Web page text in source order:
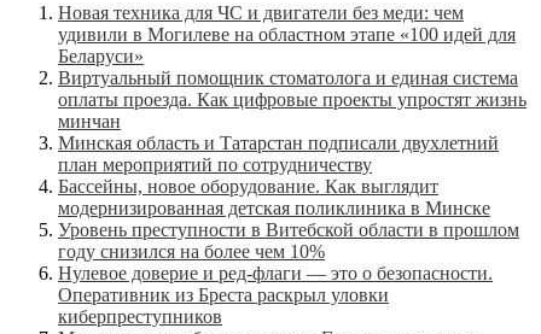
Новая техника для ЧС и двигатели без меди: чем
удивили в Могилеве на областном этапе «100 идей для
Беларуси»
Виртуальный помощник стоматолога и единая система
оплаты проезда. Как цифровые проекты упростят жизнь
минчан
Минская область и Татарстан подписали двухлетний
план мероприятий по сотрудничеству
Бассейны, новое оборудование. Как выглядит
модернизированная детская поликлиника в Минске
Уровень преступности в Витебской области в прошлом
году снизился на более чем 10%
Нулевое доверие и ред-флаги — это о безопасности.
Оперативник из Бреста раскрыл уловки
киберпреступников